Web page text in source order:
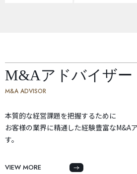
M&Aアドバイザー
M&A ADVISOR
本質的な経営課題を把握するために
お客様の業界に精通した経験豊富なM&A
す。
VIEW MORE